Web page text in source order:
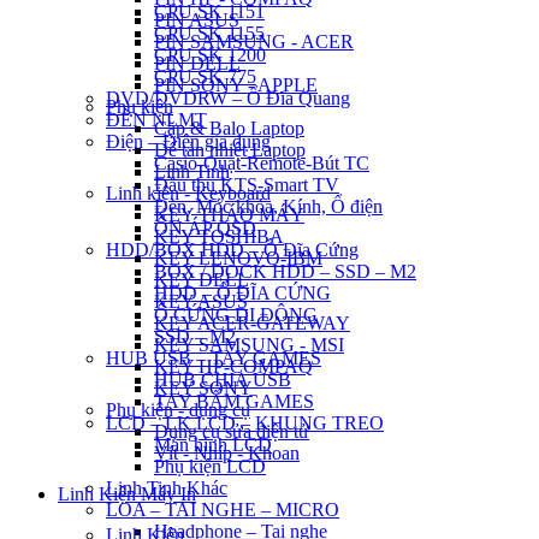
CPU SK 1151
CPU SK 1155
CPU SK 1200
CPU SK 775
DVD/DVDRW – Ổ Đĩa Quang
ĐÈN NLMT
Điện – Điện gia dụng
Casio-Quạt-Remote-Bút TC
Đầu thu KTS-Smart TV
Đèn, Móc khóa, Kính, Ổ điện
ỔN ÁP QSD
HDD/BOX HDD – Ổ Đĩa Cứng
BOX / DOCK HDD – SSD – M2
HDD – Ổ ĐĨA CỨNG
Ổ CỨNG DI ĐỘNG
SSD – M2
HUB USB – TAY GAMES
HUB CHIA USB
TAY BẤM GAMES
LCD – LK LCD – KHUNG TREO
Màn hình LCD
Phụ kiện LCD
Linh Tinh Khác
LOA – TAI NGHE – MICRO
Headphone – Tai nghe
PIN ASUS
PIN SAMSUNG - ACER
PIN DELL
PIN SONY - APPLE
Phụ kiện
Cặp & Balo Laptop
Đế tản nhiệt Laptop
Linh Tinh
Linh kiện - Keyboard
KEY THÁO MÁY
KEY TOSHIBA
KEY LENOVO-IBM
KEY DELL
KEY ASUS
KEY ACER-GATEWAY
KEY SAMSUNG - MSI
KEY HP-COMPAQ
KEY SONY
Phụ kiện - dụng cụ
Dụng cụ sửa điện tử
Vít - Nhíp - Khoan
Linh Kiện Máy In